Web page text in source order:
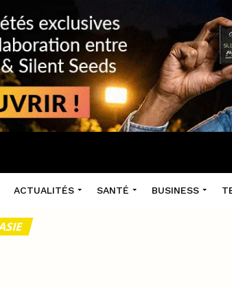
ACTUALITÉS SANTÉ BUSINESS